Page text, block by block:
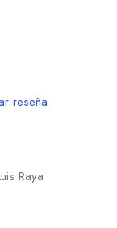
reseña
Raya